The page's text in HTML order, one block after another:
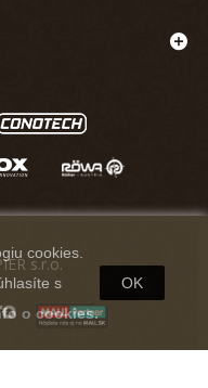
cookies.
s
o cookies.
OK
s.r.o.